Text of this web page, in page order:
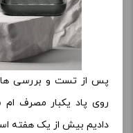
پس از تست و بررسی